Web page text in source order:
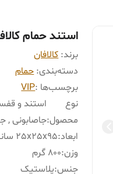
استند حمام
برند: کالافان
دسته‌بندی:حمام
برچسب‌ها :VIP
نوع
محصول:
استند و
جاصابونی ,
ابعاد:25x25x95 سانتی‌متر
وزن:800 گرم
جنس:پلاستیک